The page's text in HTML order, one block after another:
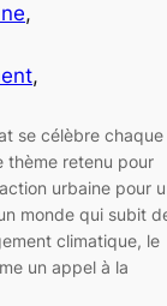
se célèbre chaque
thème retenu pour
urbaine pour
monde qui subit
climatique, le
un appel à la